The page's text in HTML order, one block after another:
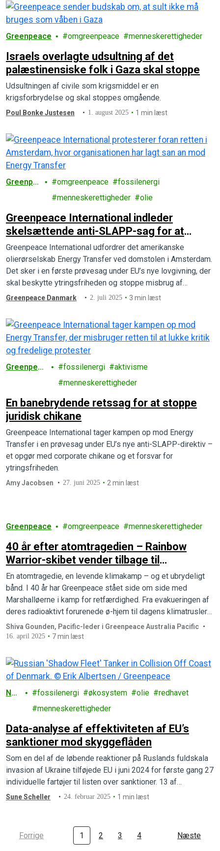
Greenpeace omgreenpeace menneskerettigheder
Israels overlagte udsultning af det
palæstinensiske folk i Gaza skal stoppe
Udsultningen af civile som krigsmiddel er en
krigsforbrydelse og skal stoppes omgående.
Poul Bonke Justesen 1. august 2025 1 min læst
Greenpe
omgreenpeace
fossilenergi
menneskerettigheder
olie
Greenpeace International indleder
skelsættende anti-SLAPP-sag for at
beskytte ytringsfriheden
Greenpeace International udfordrer det amerikanske
olierørselskab Energy Transfer ved domstolen i Amsterdam.
Det sker i en første prøvesag under EU’s nye lovgivning, der
skal beskytte ytringsfriheden og stoppe misbrug af
retssystemet.
Greenpeace Danmark 2. juli 2025 3 min læst
Greenpeac
fossilenergi
aktivisme
menneskerettigheder
En banebrydende retssag for at stoppe
juridisk chikane
Greenpeace International tager kampen op mod Energy
Transfer i en prøvesag under EU’s nye anti-SLAPP-direktiv –
et opgør med corporate chikane og et forsvar for
ytringsfriheden.
Amy Jacobsen 27. juni 2025 2 min læst
Greenpeace omgreenpeace menneskerettigheder
40 år efter atomtragedien – Rainbow
Warrior-skibet vender tilbage til
Marshalløerne
En atomtragedie, en levende klimakamp – og et ubrydeligt
bånd. I 40 år har Greenpeace stået side om side med
Marshalløerne i kamp for retfærdighed. Fra evakueringen af
deres radioaktivt forurenede ø-hjem til dagens klimatrusler
og håb om en bæredygtig fremtid.
Shiva Gounden, Pacific-leder i Greenpeace Australia Pacific
16. april 2025 7 min læst
Nat
fossilenergi økosystem olie
redhavet
menneskerettigheder
Data-analyse af effektiviteten af EU’s
sanktioner mod skyggeflåden
Som en del af de løbende reaktioner på Ruslands fuldskala
invasion af Ukraine tilføjede EU i juni 2024 for første gang 27
individuelle fartøjer til listen over sanktioner. 13 af…
Sune Scheller 24. februar 2025 1 min læst
Forrige 1 2 3 4 Næste